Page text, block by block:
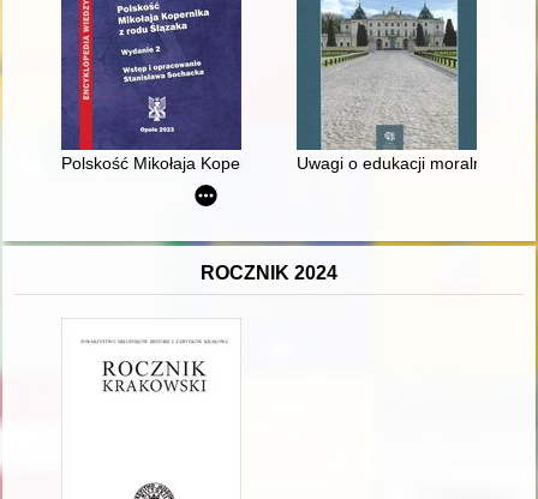
Polskość Mikołaja Kopernika z rodu ŚlązakaUwagi o edukacji moralnej
ROCZNIK 2024